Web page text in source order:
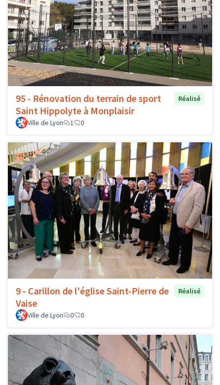
95 - Rénovation du terrain de sport
Saint Hippolyte à Monplaisir
Réalisé
Ville de Lyon 1 0
9 - Carillon de l'église Saint-Pierre de
Vaise
Réalisé
Ville de Lyon 0 0